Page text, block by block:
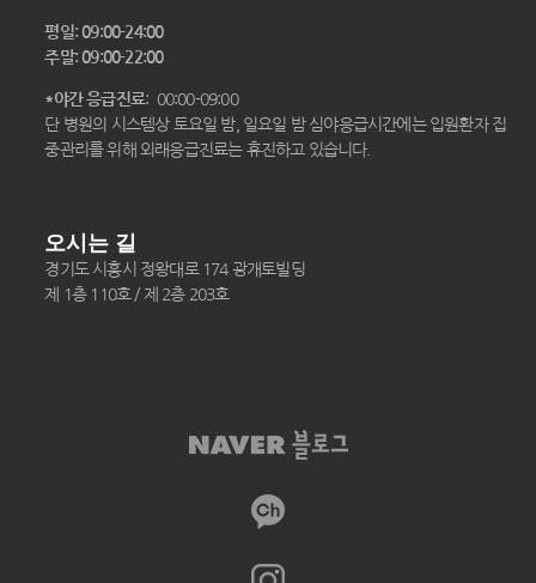
평일: 09:00-24:00
주말: 09:00-22:00
*야간 응급진료: 00:00-09:00
단 병원의 시스템상 토요일 밤, 일요일 밤 심야응급시간에는 입원환자 집
중관리를 위해 외래응급진료는 휴진하고 있습니다.
오시는 길
경기도 시흥시 정왕대로 174 광개토빌딩
제 1층 110호 / 제 2층 203호